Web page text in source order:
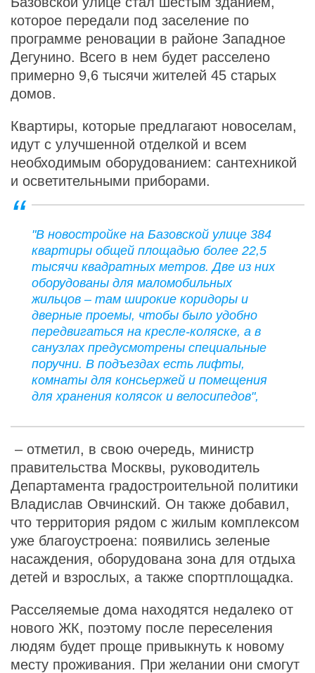
которое передали под заселение по
программе реновации в районе Западное
Дегунино. Всего в нем будет расселено
примерно 9,6 тысячи жителей 45 старых
домов.
Квартиры, которые предлагают новоселам,
идут с улучшенной отделкой и всем
необходимым оборудованием: сантехникой
и осветительными приборами.
"В новостройке на Базовской улице 384
квартиры общей площадью более 22,5
тысячи квадратных метров. Две из них
оборудованы для маломобильных
жильцов – там широкие коридоры и
дверные проемы, чтобы было удобно
передвигаться на кресле-коляске, а в
санузлах предусмотрены специальные
поручни. В подъездах есть лифты,
комнаты для консьержей и помещения
для хранения колясок и велосипедов",
– отметил, в свою очередь, министр
правительства Москвы, руководитель
Департамента градостроительной политики
Владислав Овчинский. Он также добавил,
что территория рядом с жилым комплексом
уже благоустроена: появились зеленые
насаждения, оборудована зона для отдыха
детей и взрослых, а также спортплощадка.
Расселяемые дома находятся недалеко от
нового ЖК, поэтому после переселения
людям будет проще привыкнуть к новому
месту проживания. При желании они смогут